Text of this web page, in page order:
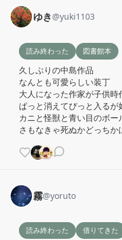
ゆき@yuki1103
読み終わった 図書館本
久しぶりの中島作品
なんとも可愛らしい装丁
大人になった作家が子供時
ぱっと消えてぴっと入るが
カニと怪獣と青い目のボ
さもなきゃ死ぬかどっち
霧@yoruto
読み終わった 借りてきた